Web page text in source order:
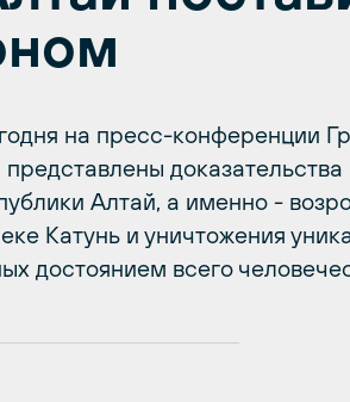
на пресс-конференции
доказательства
Алтай, а именно -
Катунь и уничтожения
достоянием всего